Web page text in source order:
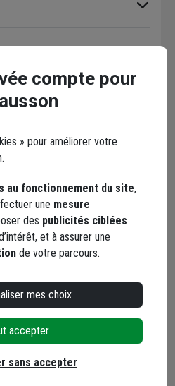
compte pour
» pour améliorer votre
au fonctionnement du site,
une mesure
des publicités ciblées
et à assurer une
de votre parcours.
mes choix
accepter
sans accepter